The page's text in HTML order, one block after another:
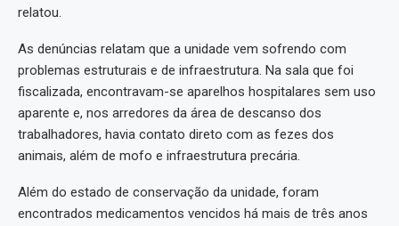
relatou.
As denúncias relatam que a unidade vem sofrendo com
problemas estruturais e de infraestrutura. Na sala que foi
fiscalizada, encontravam-se aparelhos hospitalares sem uso
aparente e, nos arredores da área de descanso dos
trabalhadores, havia contato direto com as fezes dos
animais, além de mofo e infraestrutura precária.
Além do estado de conservação da unidade, foram
encontrados medicamentos vencidos há mais de três anos